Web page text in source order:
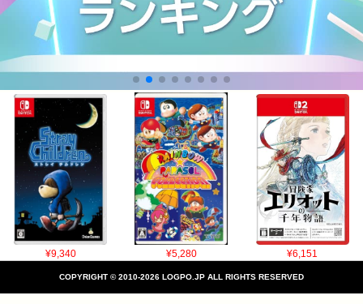
¥9,340 ¥5,280 ¥6,151
COPYRIGHT © 2010-2026 LOGPO.JP ALL RIGHTS RESERVED